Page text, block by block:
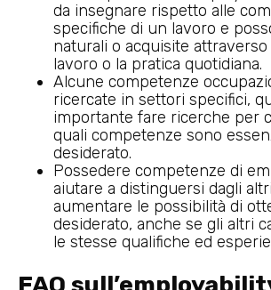
da insegnare rispetto alle
specifiche di un lavoro e
naturali o acquisite attraverso
lavoro o la pratica quotidiana.
Alcune competenze
ricercate in settori specifici,
importante fare ricerche per
quali competenze sono
desiderato.
Possedere competenze di
aiutare a distinguersi dagli
aumentare le possibilità di
desiderato, anche se gli altri
le stesse qualifiche ed